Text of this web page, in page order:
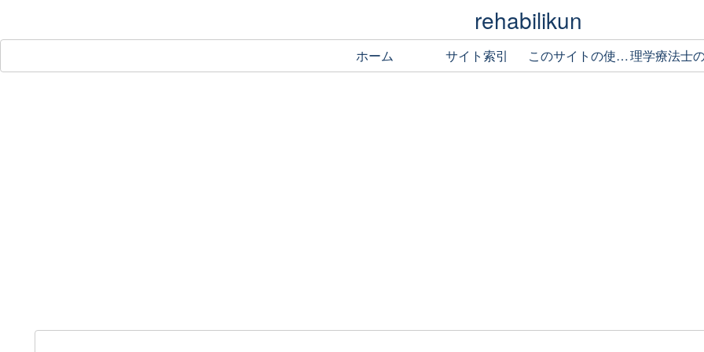
rehabilikun
ホーム サイト索引 このサイトの使い方